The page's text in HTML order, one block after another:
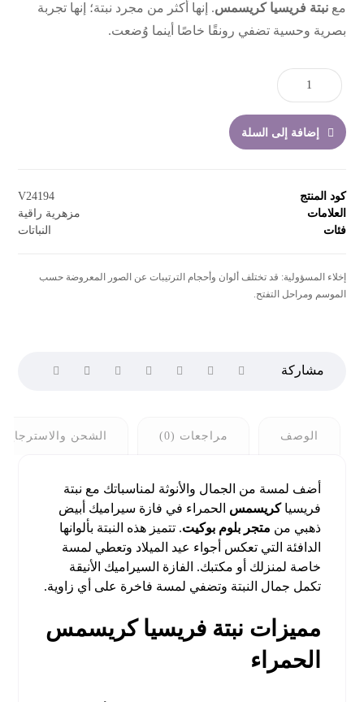
معنبتة فريسيا كريسمس. إنها أكثر من مجرد نبتة؛ إنها تجربة
بصرية وحسية تضفي رونقًا خاصًا أينما وُضعت.
إضافة إلى السلة
كود المنتج
V24194
العلامات
مزهرية راقية
فئات
النباتات
إخلاء المسؤولية: قد تختلف ألوان وأحجام الترتيبات عن الصور المعروضة حسب
الموسم ومراحل التفتح.
الوصف مراجعات (0) الشحن والاسترجاع
أضف لمسة من الجمال والأنوثة لمناسباتك مع نبتة
فريسياكريسمس الحمراء في فازة سيراميك أبيض
ذهبي من متجر بلوم بوكيت. تتميز هذه النبتة بألوانها
الدافئة التي تعكس أجواء عيد الميلاد وتعطي لمسة
خاصة لمنزلك أو مكتبك. الفازة السيراميك الأنيقة
تكمل جمال النبتة وتضفي لمسة فاخرة على أي زاوية.
مميزات نبتة فريسيا كريسمس
الحمراء